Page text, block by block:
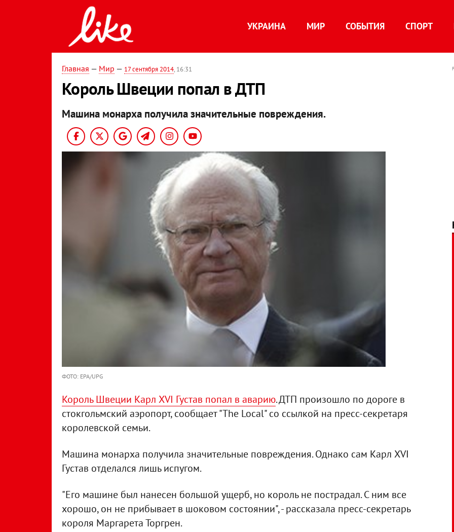
УКРАИНА МИР СОБЫТИЯ СПОРТ
Главная — Мир — 17 сентября 2014, 16:31
Король Швеции попал в ДТП
Машина монарха получила значительные повреждения.
ФОТО: EPA/UPG
Король Швеции Карл XVI Густав попал в аварию. ДТП произошло по дороге в
стокгольмский аэропорт, сообщает "The Local" со ссылкой на пресс-секретаря
королевской семьи.
Машина монарха получила значительные повреждения. Однако сам Карл XVI
Густав отделался лишь испугом.
"Его машине был нанесен большой ущерб, но король не пострадал. С ним все
хорошо, он не прибывает в шоковом состоянии", - рассказала пресс-секретарь
короля Маргарета Торгрен.